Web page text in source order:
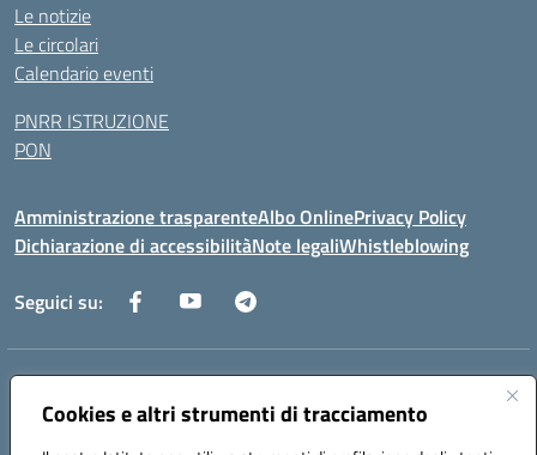
Cookies e altri strumenti di tracciamento
Le notizie
Le circolari
Calendario eventi
PNRR ISTRUZIONE
PON
Amministrazione trasparenteAlbo OnlinePrivacy Policy
Dichiarazione di accessibilitàNote legaliWhistleblowing
Seguici su:
Indirizzo:
Centralino:0832712132 Email:leic84200l@istruzione.it